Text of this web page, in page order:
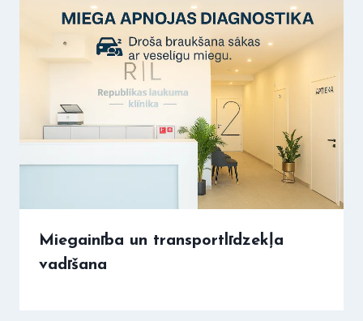
Miegainība un transportlīdzekļa
vadīšana